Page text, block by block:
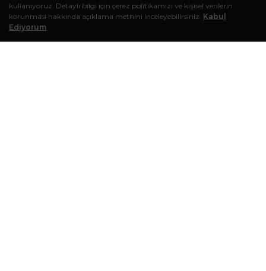
kullanıyoruz. Detaylı bilgi için çerez politikamızı ve kişisel verilerin
korunması hakkında açıklama metnini inceleyebilirsiniz. Kabul
Ediyorum